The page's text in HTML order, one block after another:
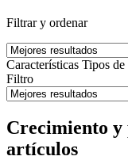
Filtrar y ordenar
Características Tipos de
Filtro
Crecimiento y
artículos